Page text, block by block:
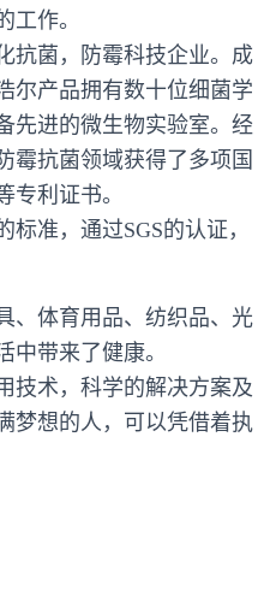
作。
抗菌，防霉科技企业。成
尔产品拥有数十位细菌学
先进的微生物实验室。经
霉抗菌领域获得了多项国
利证书。
准，通过SGS的认证，
、体育用品、纺织品、光
带来了健康。
技术，科学的解决方案及
梦想的人，可以凭借着执